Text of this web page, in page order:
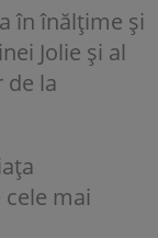
în înălțime și
Jolie și al
de la
mai